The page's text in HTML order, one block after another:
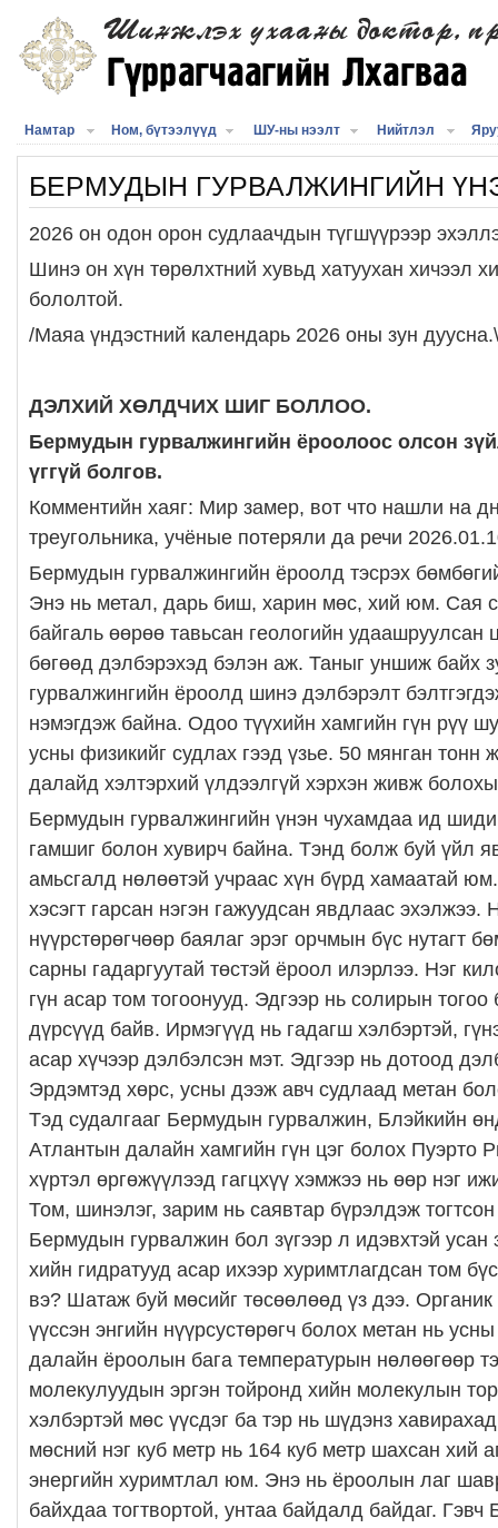
Намтар Ном, бүтээлүүд ШУ-ны нээлт Нийтлэл
БЕРМУДЫН ГУРВАЛЖИНГИЙН
2026 он одон орон судлаачдын түгшүүрээр
Шинэ он хүн төрөлхтний хувьд хатуухан хичээл
бололтой.
/Маяа үндэстний календарь 2026 оны зун дуусна.\
ДЭЛХИЙ ХӨЛДЧИХ ШИГ БОЛЛОО.
Бермудын гурвалжингийн ёроолоос олсон
үггүй болгов.
Комментийн хаяг: Мир замер, вот что нашли на
треугольника, учёные потеряли да речи
Бермудын гурвалжингийн ёроолд тэсрэх
Энэ нь метал, дарь биш, харин мөс, хий юм. Сая
байгаль өөрөө тавьсан геологийн удаашруулсан
бөгөөд дэлбэрэхэд бэлэн аж. Таныг уншиж байх
гурвалжингийн ёроолд шинэ дэлбэрэлт
нэмэгдэж байна. Одоо түүхийн хамгийн гүн рүү
усны физикийг судлах гээд үзье. 50 мянган тонн
далайд хэлтэрхий үлдээлгүй хэрхэн живж
Бермудын гурвалжингийн үнэн чухамдаа ид
гамшиг болон хувирч байна. Тэнд болж буй үйл
амьсгалд нөлөөтэй учраас хүн бүрд хамаатай
хэсэгт гарсан нэгэн гажуудсан явдлаас эхэлжээ.
нүүрстөрөгчөөр баялаг эрэг орчмын бүс нутагт
сарны гадаргуутай төстэй ёроол илэрлээ. Нэг
гүн асар том тогоонууд. Эдгээр нь солирын
дүрсүүд байв. Ирмэгүүд нь гадагш хэлбэртэй,
асар хүчээр дэлбэлсэн мэт. Эдгээр нь дотоод
Эрдэмтэд хөрс, усны дээж авч судлаад метан
Тэд судалгааг Бермудын гурвалжин, Блэйкийн
Атлантын далайн хамгийн гүн цэг болох Пуэрто
хүртэл өргөжүүлээд гагцхүү хэмжээ нь өөр нэг
Том, шинэлэг, зарим нь саявтар бүрэлдэж
Бермудын гурвалжин бол зүгээр л идэвхтэй
хийн гидратууд асар ихээр хуримтлагдсан том
вэ? Шатаж буй мөсийг төсөөлөөд үз дээ.
үүссэн энгийн нүүрсустөрөгч болох метан нь
далайн ёроолын бага температурын нөлөөгөөр
молекулуудын эргэн тойронд хийн молекулын тор
хэлбэртэй мөс үүсдэг ба тэр нь шүдэнз
мөсний нэг куб метр нь 164 куб метр шахсан хий
энергийн хуримтлал юм. Энэ нь ёроолын лаг
байхдаа тогтвортой, унтаа байдалд байдаг.